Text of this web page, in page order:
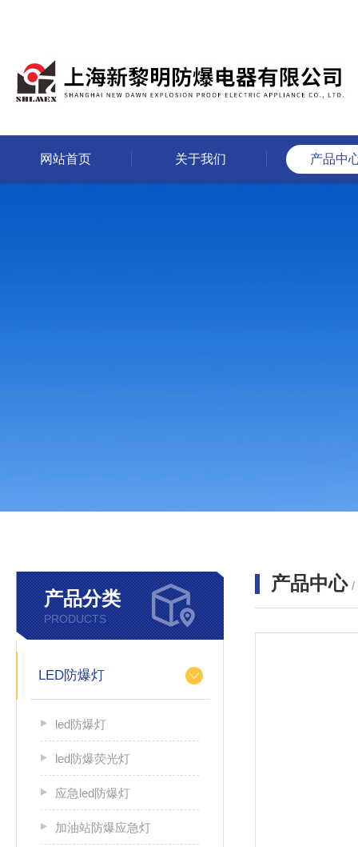
网站首页 关于我们 产品中
产品分类
PRODUCTS
LED防爆灯
led防爆灯
led防爆荧光灯
应急led防爆灯
加油站防爆应急灯
产品中心 /